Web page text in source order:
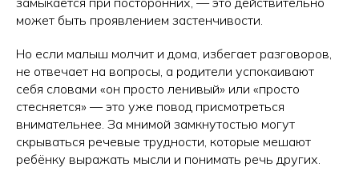
может быть проявлением застенчивости.
Но если малыш молчит и дома, избегает разговоров,
не отвечает на вопросы, а родители успокаивают
себя словами «он просто ленивый» или «просто
стесняется» — это уже повод присмотреться
внимательнее. За мнимой замкнутостью могут
скрываться речевые трудности, которые мешают
ребёнку выражать мысли и понимать речь других.